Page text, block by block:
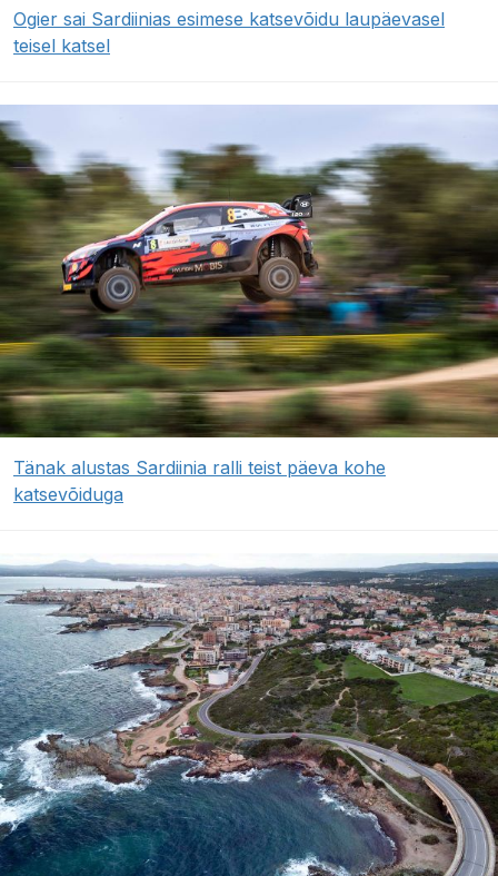
Ogier sai Sardiinias esimese katsevõidu laupäevasel
teisel katsel
Tänak alustas Sardiinia ralli teist päeva kohe
katsevõiduga